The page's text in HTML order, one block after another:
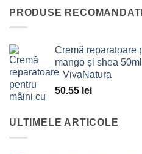
PRODUSE
Cremă reparatoare
mango și shea
– VivaNatura
50.55 lei
ULTIMELE ARTICOLE